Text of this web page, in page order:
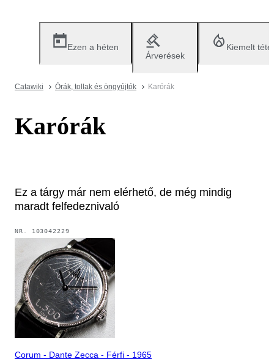
Ezen a héten
Árverések
Kiemelt
Catawiki Órák, tollak és öngyújtók Karórák
Karórák
Ez a tárgy már nem elérhető, de még mindig
maradt felfedeznivaló
NR. 103042229
Corum - Dante Zecca - Férfi - 1965